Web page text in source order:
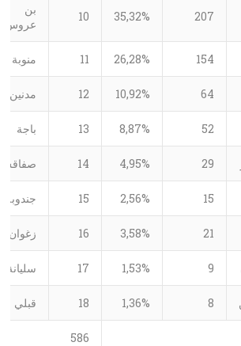
207
35,32%
10
بن
عروس
154
26,28%
11 منوبة
64
10,92%
12 مدنين
52
8,87%
13 باجة
29
4,95%
14
15
2,56%
15 جندوبة
21
3,58%
16 زغوان
9
1,53%
17 سليانة
8
1,36%
18 قبلي
586